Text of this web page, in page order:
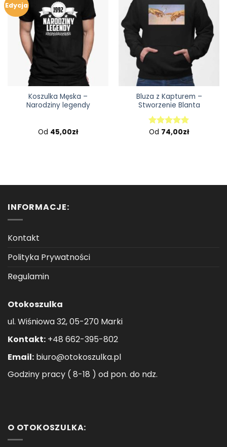
Edycja
Koszulka Męska –
Narodziny legendy
Od 45,00zł
Bluza z Kapturem –
Stworzenie Blanta
Oceniono
Od 74,00zł
INFORMACJE:
Kontakt
Polityka Prywatności
Regulamin
Otokoszulka
ul. Wiśniowa 32, 05-270 Marki
Kontakt: +48 662-395-802
Email: biuro@otokoszulka.pl
Godziny pracy ( 8-18 ) od pon. do ndz.
O OTOKOSZULKA: